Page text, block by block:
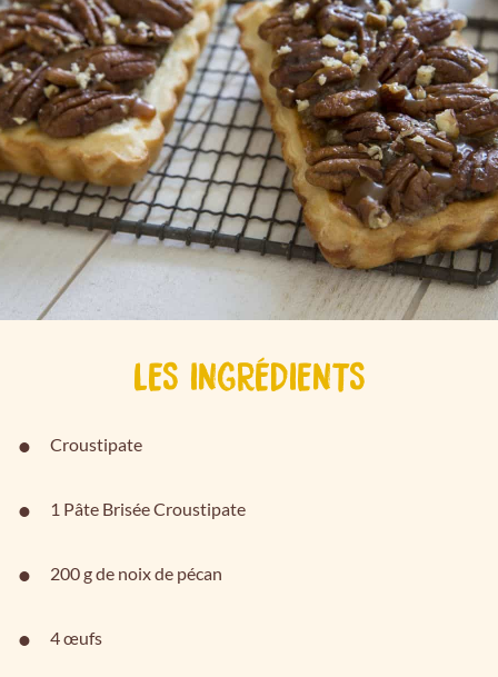
LES INGRÉDIENTS
Croustipate
1 Pâte Brisée Croustipate
200 g de noix de pécan
4 œufs